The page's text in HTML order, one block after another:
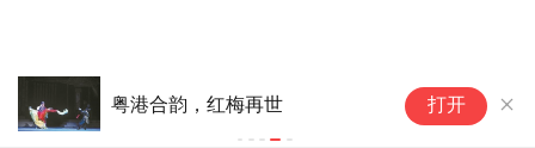
粤港合韵，红梅再世 打开